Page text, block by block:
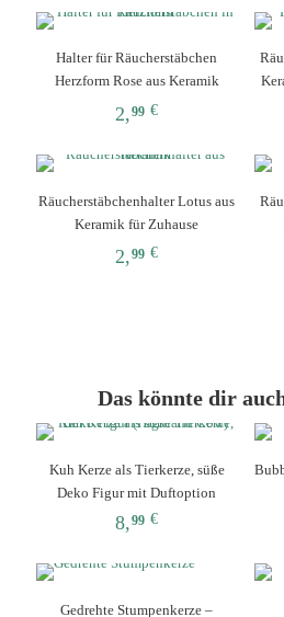
Halter für Räucherstäbchen
Herzform Rose aus Keramik
2,99 €
Produkt
mehrere
Varianten
auf.
gewählt
Räucherstäbchenhalter Lotus aus
Keramik für Zuhause
2,99 €
auf.
Die
Optionen
auf
der
Produktseite
Das könnte dir
Kuh Kerze als Tierkerze, süße
Deko Figur mit Duftoption
8,99 €
Produkt
mehrere
Gedrehte Stumpenkerze –